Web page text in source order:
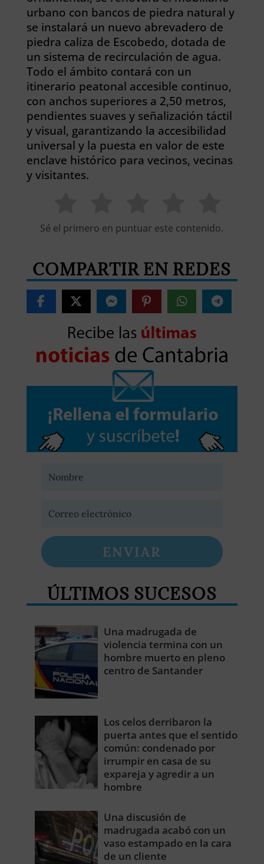
urbano con bancos de piedra natural y
se instalará un nuevo abrevadero de
piedra caliza de Escobedo, dotada de
un sistema de recirculación de agua.
Todo el ámbito contará con un
itinerario peatonal accesible continuo,
con anchos superiores a 2,50 metros,
pendientes suaves y señalización táctil
y visual, garantizando la accesibilidad
universal y la puesta en valor de este
enclave histórico para vecinos, vecinas
y visitantes.
Sé el primero en puntuar este contenido.
COMPARTIR EN REDES
ENVIAR
ÚLTIMOS SUCESOS
Una madrugada de
violencia termina con un
hombre muerto en pleno
centro de Santander
Los celos derribaron la
puerta antes que el sentido
común: condenado por
irrumpir en casa de su
expareja y agredir a un
hombre
Una discusión de
madrugada acabó con un
vaso estampado en la cara
de un cliente